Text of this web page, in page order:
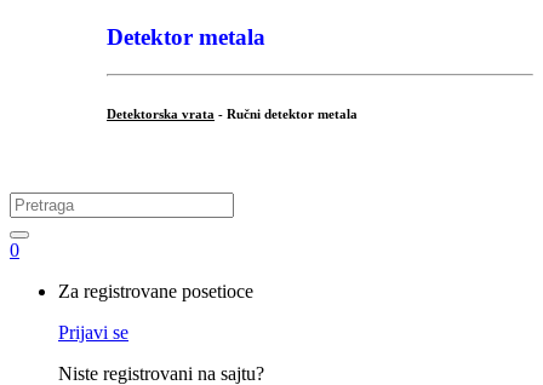
Detektor metala
Detektorska vrata - Ručni detektor metala
Search
for:
0
Za registrovane posetioce
Prijavi se
Niste registrovani na sajtu?